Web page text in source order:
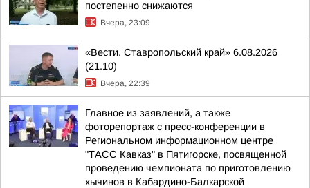
постепенно снижаются
Вчера, 23:09
«Вести. Ставропольский край» 6.08.2026
(21.10)
Вчера, 22:39
Главное из заявлений, а также
фоторепортаж с пресс-конференции в
Региональном информационном центре
"ТАСС Кавказ" в Пятигорске, посвященной
проведению чемпионата по приготовлению
хычинов в Кабардино-Балкарской